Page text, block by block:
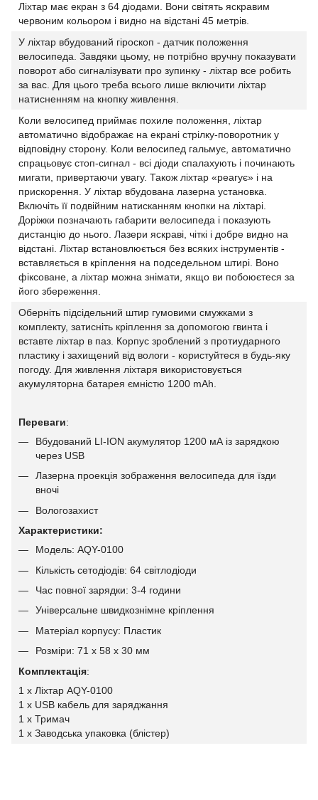
Ліхтар має екран з 64 діодами. Вони світять яскравим
червоним кольором і видно на відстані 45 метрів.
У ліхтар вбудований гіроскоп - датчик положення
велосипеда. Завдяки цьому, не потрібно вручну показувати
поворот або сигналізувати про зупинку - ліхтар все робить
за вас. Для цього треба всього лише включити ліхтар
натисненням на кнопку живлення.
Коли велосипед приймає похиле положення, ліхтар
автоматично відображає на екрані стрілку-поворотник у
відповідну сторону. Коли велосипед гальмує, автоматично
спрацьовує стоп-сигнал - всі діоди спалахують і починають
мигати, привертаючи увагу. Також ліхтар «реагує» і на
прискорення. У ліхтар вбудована лазерна установка.
Включіть її подвійним натисканням кнопки на ліхтарі.
Доріжки позначають габарити велосипеда і показують
дистанцію до нього. Лазери яскраві, чіткі і добре видно на
відстані. Ліхтар встановлюється без всяких інструментів -
вставляється в кріплення на подседельном штирі. Воно
фіксоване, а ліхтар можна знімати, якщо ви побоюєтеся за
його збереження.
Оберніть підсідельний штир гумовими смужками з
комплекту, затисніть кріплення за допомогою гвинта і
вставте ліхтар в паз. Корпус зроблений з протиударного
пластику і захищений від вологи - користуйтеся в будь-яку
погоду. Для живлення ліхтаря використовується
акумуляторна батарея ємністю 1200 mAh.
Переваги:
Вбудований LI-ION акумулятор 1200 мА із зарядкою
через USB
Лазерна проекція зображення велосипеда для їзди
вночі
Вологозахист
Характеристики:
Модель: AQY-0100
Кількість сетодіодів: 64 світлодіоди
Час повної зарядки: 3-4 години
Універсальне швидкознімне кріплення
Матеріал корпусу: Пластик
Розміри: 71 х 58 х 30 мм
Комплектація:
1 x Ліхтар AQY-0100
1 x USB кабель для заряджання
1 x Тримач
1 х Заводська упаковка (блістер)